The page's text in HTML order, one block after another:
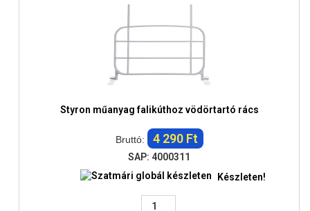
Styron műanyag falikúthoz vödörtartó rács
Bruttó: 4 290 Ft
SAP: 4000311
Készleten!